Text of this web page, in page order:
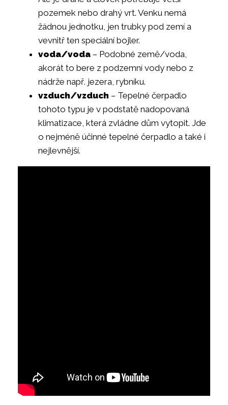
pozemek nebo drahý vrt. Venku nemá
žádnou jednotku, jen trubky pod zemí a
vevnitř ten speciální bojler.
voda/voda – Podobné země/voda,
akorát to bere z podzemní vody nebo z
nádrže např. jezera, rybníku.
vzduch/vzduch – Tepelné čerpadlo
tohoto typu je v podstatě nadopovaná
klimatizace, která zvládne dům vytopit. Jde
o nejméně účinné tepelné čerpadlo a také i
nejlevnější.